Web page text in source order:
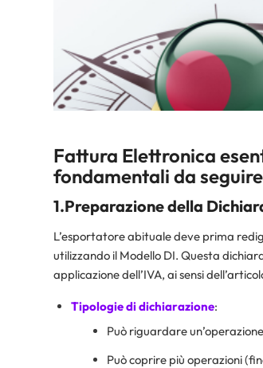
Fattura Elettronica
fondamentali da seguire
1.Preparazione della
L’esportatore abituale deve prima
utilizzando il Modello DI. Questa
applicazione dell’IVA, ai sensi
Tipologie di dichiarazione:
Può riguardare
Può coprire più operazioni